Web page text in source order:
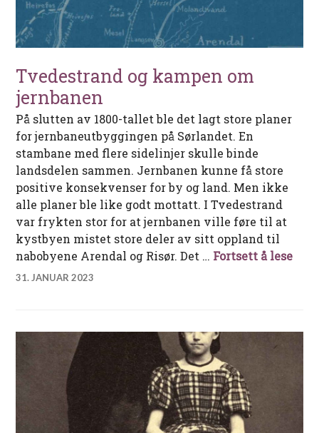
Tvedestrand og kampen om
jernbanen
På slutten av 1800-tallet ble det lagt store planer
for jernbaneutbyggingen på Sørlandet. En
stambane med flere sidelinjer skulle binde
landsdelen sammen. Jernbanen kunne få store
positive konsekvenser for by og land. Men ikke
alle planer ble like godt mottatt. I Tvedestrand
var frykten stor for at jernbanen ville føre til at
kystbyen mistet store deler av sitt oppland til
nabobyene Arendal og Risør. Det … Fortsett å lese
31. JANUAR 2023